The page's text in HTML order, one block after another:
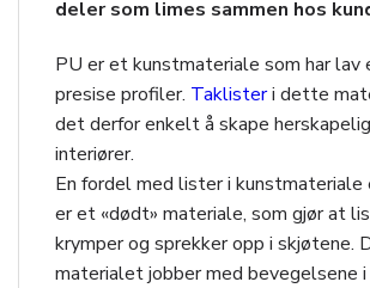
deler som limes sammen hos
PU er et kunstmateriale som har lav
presise profiler. Taklisteri dette
det derfor enkelt å skape
interiører.
En fordel med lister i
er et «dødt» materiale, som gjør at
krymper og sprekker opp i skjøtene.
materialet jobber med bevegelsene i